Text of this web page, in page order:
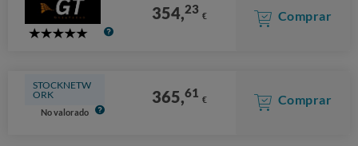
5
354,23 € Comprar
STOCKNETW
ORK
No valorado
365,61 € Comprar